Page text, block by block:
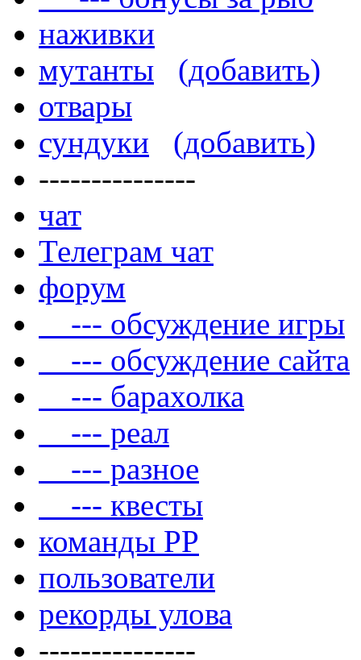
наживки
мутанты
(добавить)
отвары
сундуки
(добавить)
---------------
чат
Телеграм чат
форум
--- обсуждение игры
--- обсуждение сайта
--- барахолка
--- реал
--- разное
--- квесты
команды РР
пользователи
рекорды улова
---------------